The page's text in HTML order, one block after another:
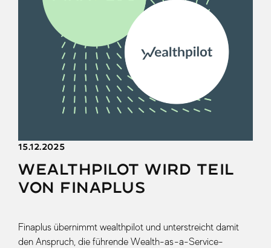
15.12.2025
wealthpilot wird Teil
von Finaplus
Finaplus übernimmt wealthpilot und unterstreicht damit
den Anspruch, die führende Wealth-as-a-Service-